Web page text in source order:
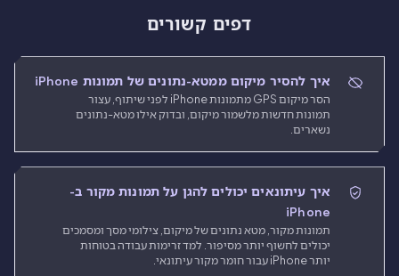
דפים קשורים
איך להסיר מיקום ממטא-נתונים של תמונות iPhone
הסר מיקום GPS מתמונות iPhone לפני שיתוף, עצור
תמונות חדשות מלשמור מיקום, ובדוק אילו מטא-נתונים
נשארים.
איך עיתונאים יכולים להגן על תמונות מקור ב-
iPhone
תמונות מקור, מטא נתונים של מיקום, צילומי מסך ומסמכים
יכולים לחשוף יותר מסיפור. למד זרימות עבודה בטוחות
יותר iPhone עבור חומר מקור עיתונאי.